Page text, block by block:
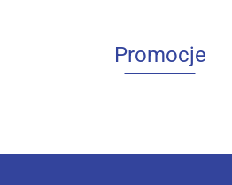
Promocje